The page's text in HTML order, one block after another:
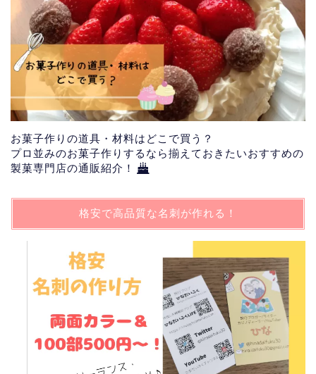
お菓子作りの道具・材料はどこで買う？
プロ並みのお菓子作りするなら揃えておきたいおすすめの
製菓専門店の通販紹介！
格安で高品質な名刺が作れる！